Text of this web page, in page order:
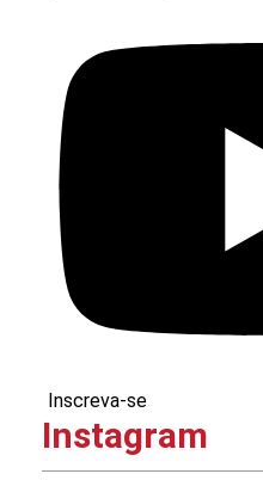
Inscreva-se
Instagram